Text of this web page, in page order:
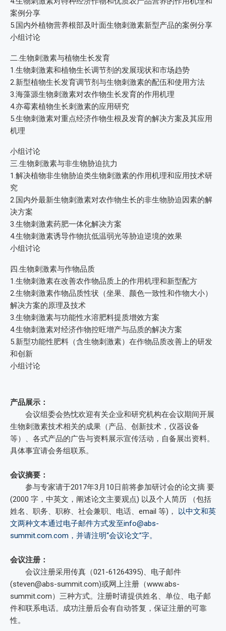
案例分享
5.国内外植物营养根部及叶面生物刺激素新型产品的案例分享
小组讨论
二.生物刺激素与植物生长发育
1.生物刺激素和植物生长调节剂的发展现状和市场趋势
2.新型植物生长发育调节剂与生物刺激素的配伍和使用方法
3.海藻源生物刺激素对农作物生长发育的作用机理
4.亦霉素植物生长刺激素的应用研究
5.生物刺激素对重点经济作物生根及发育的解决方案及其应用
机理
小组讨论
三.生物刺激素与非生物胁迫抗力
1.解决植物非生物胁迫类生物刺激素的作用机理和应用技术研
究
2.国内外最新生物刺激素对农作物生长的非生物胁迫因素的解
决方案
3.生物刺激素药肥一体化解决方案
4.生物刺激素诱导作物抗低温弱光等胁迫逆境的效果
小组讨论
四.生物刺激素与作物品质
1.生物刺激素在改善农作物品质上的作用机理和新型配方
2.生物刺激素作物品质性状（坐果、颜色一致性和作物大小）
解决方案的原理及技术
3.生物刺激素与功能性水溶肥料提质增效方案
4.生物刺激素对经济作物控旺增产与品质的解决方案
5.新型功能性肥料（含生物刺激素）在作物品质改善上的研发
和创新
小组讨论
产品展示：
会议组委会热忱欢迎有关企业和研究机构在会议期间开展
生物刺激素技术相关的成果（产品、创新技术，仪器设备
等）、各式产品的广告与资料展示宣传活动，自备展出资料。
具体事宜请会务组联系。
会议摘要：
参与专家请于2017年3月10日前将参加研讨会的论文摘 要
(2000 字，中英文，阐述论文主要观点) 以及个人简历 （包括
姓名、职务、职称、社会兼职、电话、email 等)， 以中文和英
文两种文本通过电子邮件方式发至info@abs-
summit.com.com，并请注明“会议论文”字。
会议注册：
会议注册采用传真（021-61264395)、电子邮件
(steven@abs-summit.com)或网上注册（www.abs-
summit.com）三种方式。注册时请提供姓名、单位、电子邮
件和联系电话。成功注册后会有自动答复，保证注册的可靠
性。